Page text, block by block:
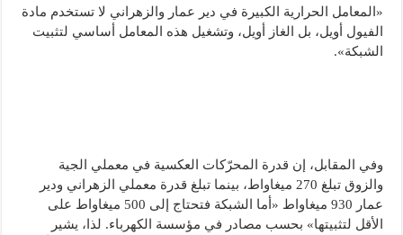
«المعامل الحرارية الكبيرة في دير عمار والزهراني لا تستخدم مادة
الفيول أويل، بل الغاز أويل، وتشغيل هذه المعامل أساسي لتثبيت
الشبكة».
وفي المقابل، إن قدرة المحرّكات العكسية في معملي الجية
والزوق تبلغ 270 ميغاواط، بينما تبلغ قدرة معملي الزهراني ودير
عمار 930 ميغاواط «أما الشبكة فتحتاج إلى 500 ميغاواط على
الأقل لتثبيتها» بحسب مصادر في مؤسسة الكهرباء. لذا، يشير